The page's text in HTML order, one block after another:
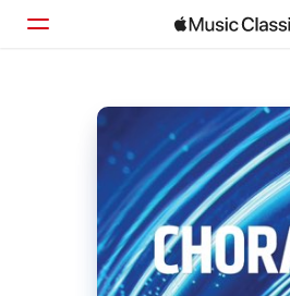
Accueil
Parcourir
Rechercher